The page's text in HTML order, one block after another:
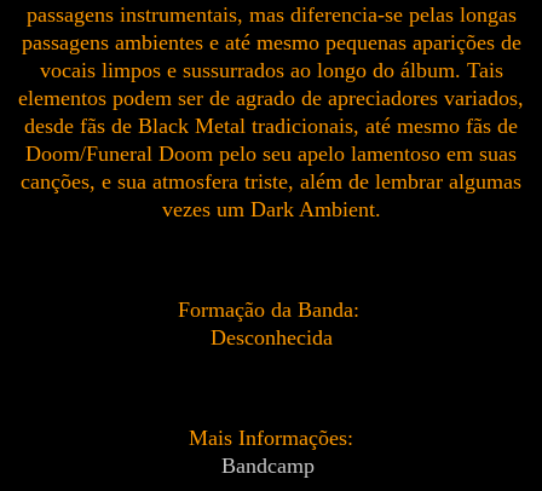
passagens instrumentais, mas diferencia-se pelas longas
passagens ambientes e até mesmo pequenas aparições de
vocais limpos e sussurrados ao longo do álbum. Tais
elementos podem ser de agrado de apreciadores variados,
desde fãs de Black Metal tradicionais, até mesmo fãs de
Doom/Funeral Doom pelo seu apelo lamentoso em suas
canções, e sua atmosfera triste, além de lembrar algumas
vezes um Dark Ambient.
Formação da Banda:
Desconhecida
Mais Informações:
Bandcamp